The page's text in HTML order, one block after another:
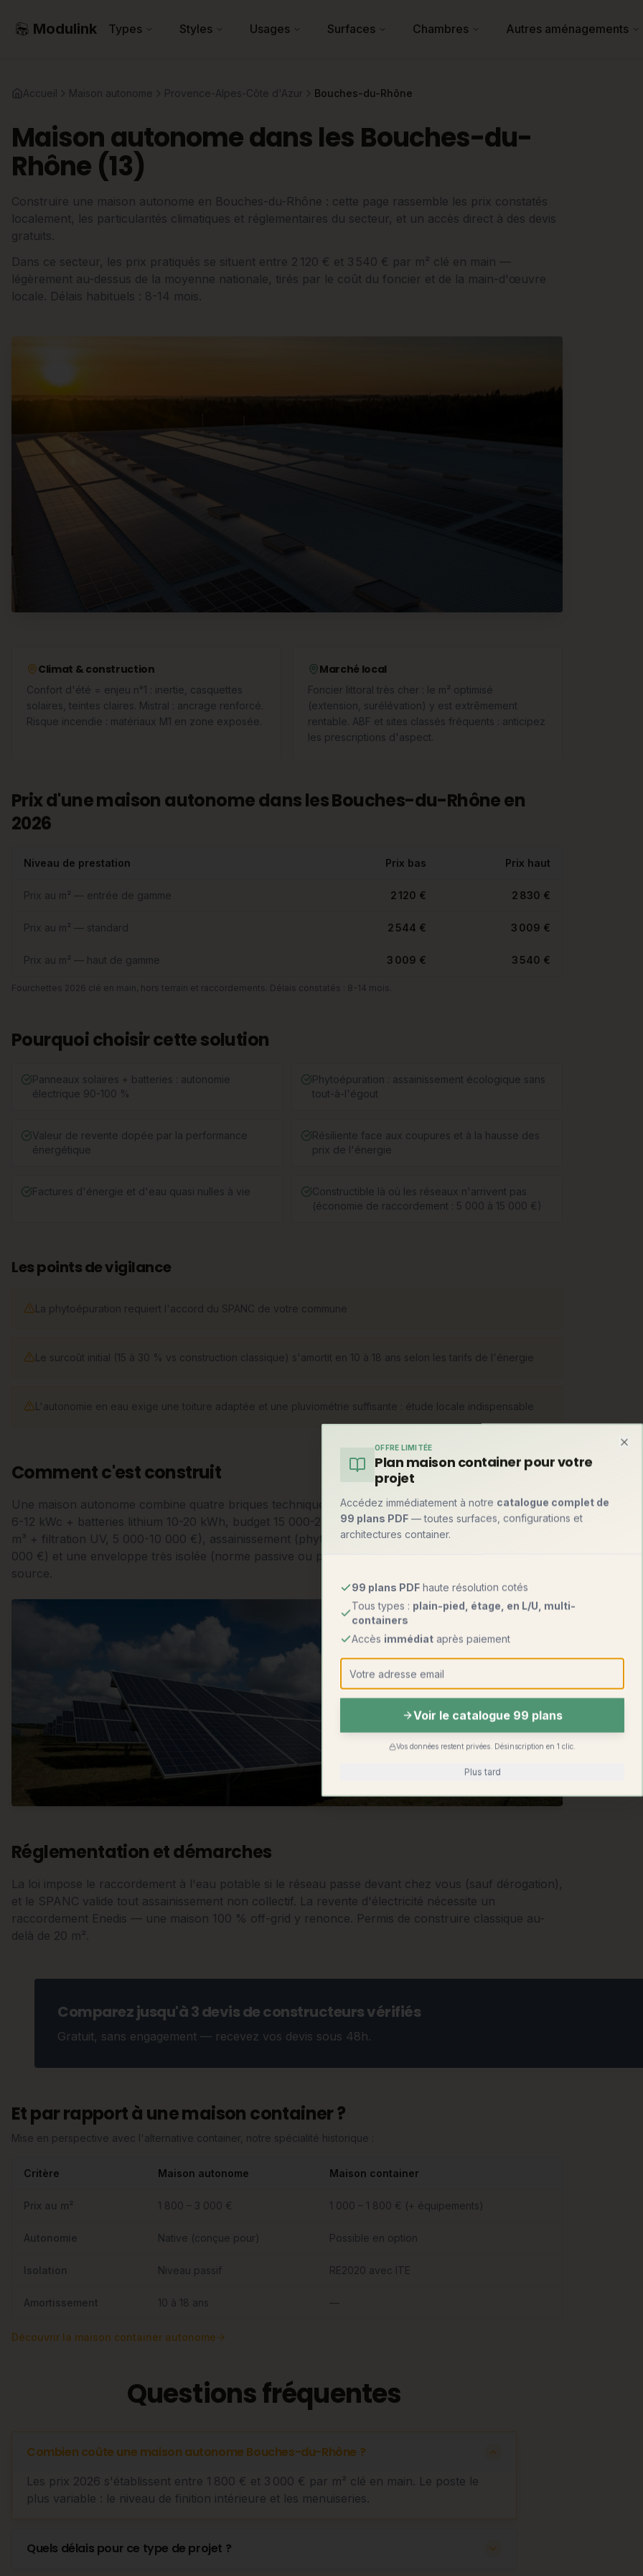
Modulink Types Styles Usages Surfaces Chambres Autres aménagements
Accueil Maison autonome Provence-Alpes-Côte d'Azur Bouches-du-Rhône
Maison autonome dans les Bouches-du-
Rhône (13)
Construire une maison autonome en Bouches-du-Rhône : cette page rassemble les prix constatés
localement, les particularités climatiques et réglementaires du secteur, et un accès direct à des devis
gratuits.
Dans ce secteur, les prix pratiqués se situent entre 2 120 € et 3 540 € par m² clé en main —
légèrement au-dessus de la moyenne nationale, tirés par le coût du foncier et de la main-d'œuvre
locale. Délais habituels : 8-14 mois.
Climat & construction
Confort d'été = enjeu n°1 : inertie, casquettes
solaires, teintes claires. Mistral : ancrage renforcé.
Risque incendie : matériaux M1 en zone exposée.
Marché local
Foncier littoral très cher : le m² optimisé
(extension, surélévation) y est extrêmement
rentable. ABF et sites classés fréquents : anticipez
les prescriptions d'aspect.
Prix d'une maison autonome dans les Bouches-du-Rhône en
2026
Niveau de prestation Prix bas Prix haut
Prix au m² — entrée de gamme 2 120 € 2 830 €
Prix au m² — standard 2 544 € 3 009 €
Prix au m² — haut de gamme 3 009 € 3 540 €
Fourchettes 2026 clé en main, hors terrain et raccordements. Délais constatés : 8-14 mois.
Pourquoi choisir cette solution
Panneaux solaires + batteries : autonomie
électrique 90-100 %
Phytoépuration : assainissement écologique sans
tout-à-l'égout
Valeur de revente dopée par la performance
énergétique
Résiliente face aux coupures et à la hausse des
prix de l'énergie
Factures d'énergie et d'eau quasi nulles à vie
Constructible là où les réseaux n'arrivent pas
(économie de raccordement : 5 000 à 15 000 €)
Les points de vigilance
La phytoépuration requiert l'accord du SPANC de votre commune
Le surcoût initial (15 à 30 % vs construction classique) s'amortit en 10 à 18 ans selon les tarifs de l'énergie
L'autonomie en eau exige une toiture adaptée et une pluviométrie suffisante : étude locale indispensable
Comment c'est construit
Une maison autonome combine quatre briques techniques : production électrique (photovoltaïque
6-12 kWc + batteries lithium 10-20 kWh, budget 15 000-25 000 €), eau (récupération de pluie 10-20
m³ + filtration UV, 5 000-10 000 €), assainissement (phytoépuration ou toilettes sèches, 5 000-15
000 €) et une enveloppe très isolée (norme passive ou proche) pour réduire les besoins à la
source.
Réglementation et démarches
La loi impose le raccordement à l'eau potable si le réseau passe devant chez vous (sauf dérogation),
et le SPANC valide tout assainissement non collectif. La revente d'électricité nécessite un
raccordement Enedis — une maison 100 % off-grid y renonce. Permis de construire classique au-
delà de 20 m².
Comparez jusqu'à 3 devis de constructeurs vérifiés
Gratuit, sans engagement — recevez vos devis sous 48h.
Et par rapport à une maison container ?
Mise en perspective avec l'alternative container, notre spécialité historique :
Critère Maison autonome Maison container
Prix au m² 1 800 – 3 000 € 1 000 – 1 800 € (+ équipements)
Autonomie Native (conçue pour) Possible en option
Isolation Niveau passif RE2020 avec ITE
Amortissement 10 à 18 ans —
Découvrir la maison container autonome
Questions fréquentes
Combien coûte une maison autonome Bouches-du-Rhône ?
Les prix 2026 s'établissent entre 1 800 € et 3 000 € par m² clé en main. Le poste le
plus variable : le niveau de finition intérieure et les menuiseries.
Quels délais pour ce type de projet ?
OFFRE LIMITÉE
Plan maison container pour votre
projet
Accédez immédiatement à notre catalogue complet de
99 plans PDF — toutes surfaces, configurations et
architectures container.
99 plans PDF haute résolution cotés
Tous types : plain-pied, étage, en L/U, multi-
containers
Accès immédiat après paiement
Voir le catalogue 99 plans
Vos données restent privées. Désinscription en 1 clic.
Plus tard